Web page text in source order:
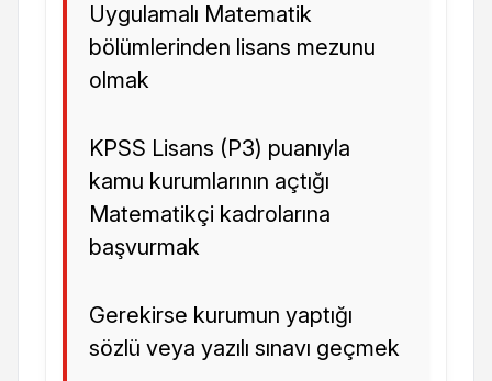
Uygulamalı Matematik
bölümlerinden lisans mezunu
olmak
KPSS Lisans (P3) puanıyla
kamu kurumlarının açtığı
Matematikçi kadrolarına
başvurmak
Gerekirse kurumun yaptığı
sözlü veya yazılı sınavı geçmek